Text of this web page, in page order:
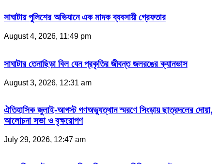
সাঘাটায় পুলিশের অভিযানে এক মাদক ব্যবসায়ী গ্রেফতার
August 4, 2026, 11:49 pm
সাঘাটার তেনাছিড়া বিল যেন প্রকৃতির জীবন্ত জলরঙের ক্যানভাস
August 3, 2026, 12:31 am
ঐতিহাসিক জুলাই-আগস্ট গণঅভ্যুত্থান স্মরণে সিংড়ায় ছাত্রদলের দোয়া,
আলোচনা সভা ও বৃক্ষরোপণ
July 29, 2026, 12:47 am